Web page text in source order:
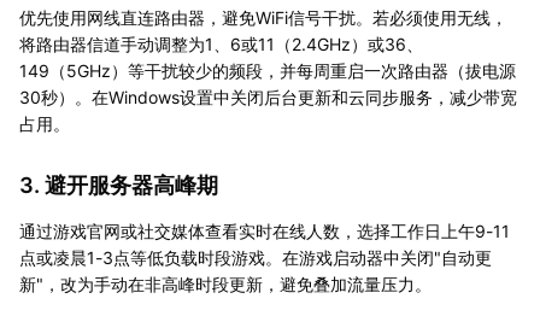
优先使用网线直连路由器，避免WiFi信号干扰。若必须使用无线，
将路由器信道手动调整为1、6或11（2.4GHz）或36、
149（5GHz）等干扰较少的频段，并每周重启一次路由器（拔电源
30秒）。在Windows设置中关闭后台更新和云同步服务，减少带宽
占用。
3. 避开服务器高峰期
通过游戏官网或社交媒体查看实时在线人数，选择工作日上午9-11
点或凌晨1-3点等低负载时段游戏。在游戏启动器中关闭"自动更
新"，改为手动在非高峰时段更新，避免叠加流量压力。